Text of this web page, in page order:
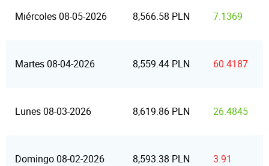
Miércoles 08-05-2026 8,566.58 PLN 7.1369
Martes 08-04-2026 8,559.44 PLN 60.4187
Lunes 08-03-2026 8,619.86 PLN 26.4845
Domingo 08-02-2026 8,593.38 PLN 3.91